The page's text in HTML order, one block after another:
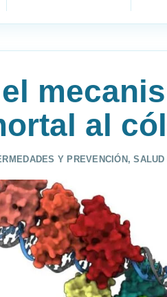
al
Y PREVENCIÓN,